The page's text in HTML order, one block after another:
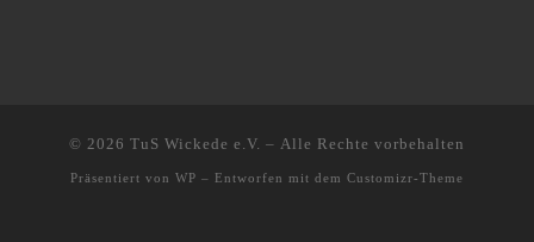
© 2026 TuS Wickede e.V. – Alle Rechte vorbehalten
Präsentiert von WP – Entworfen mit dem Customizr-Theme